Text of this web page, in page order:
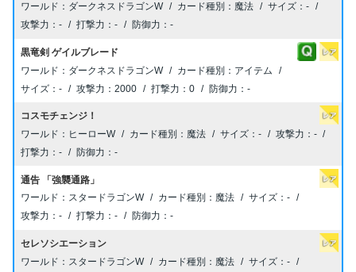
ダークネスドラゴンW
魔法
-
-
- -
黒竜剣 ゲイルブレード
ダークネスドラゴンW
アイテム
-
2000 0 -
コスモチェンジ！
ヒーローW
魔法 -
-
-
-
通告 「強襲通路」
スタードラゴンW
魔法
-
-
- -
セレソシエーション
スタードラゴンW
魔法 -